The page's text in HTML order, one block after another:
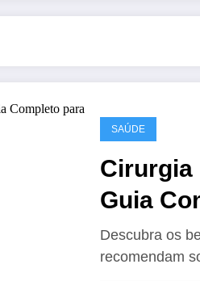
SAÚDE
Cirurgia
Guia
Descubra os
recomendam